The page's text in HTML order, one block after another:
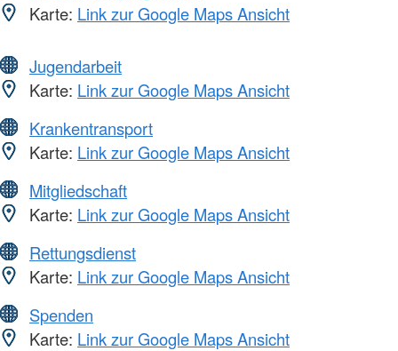
Karte: Link zur Google Maps Ansicht
Jugendarbeit
Karte: Link zur Google Maps Ansicht
Krankentransport
Karte: Link zur Google Maps Ansicht
Mitgliedschaft
Karte: Link zur Google Maps Ansicht
Rettungsdienst
Karte: Link zur Google Maps Ansicht
Spenden
Karte: Link zur Google Maps Ansicht